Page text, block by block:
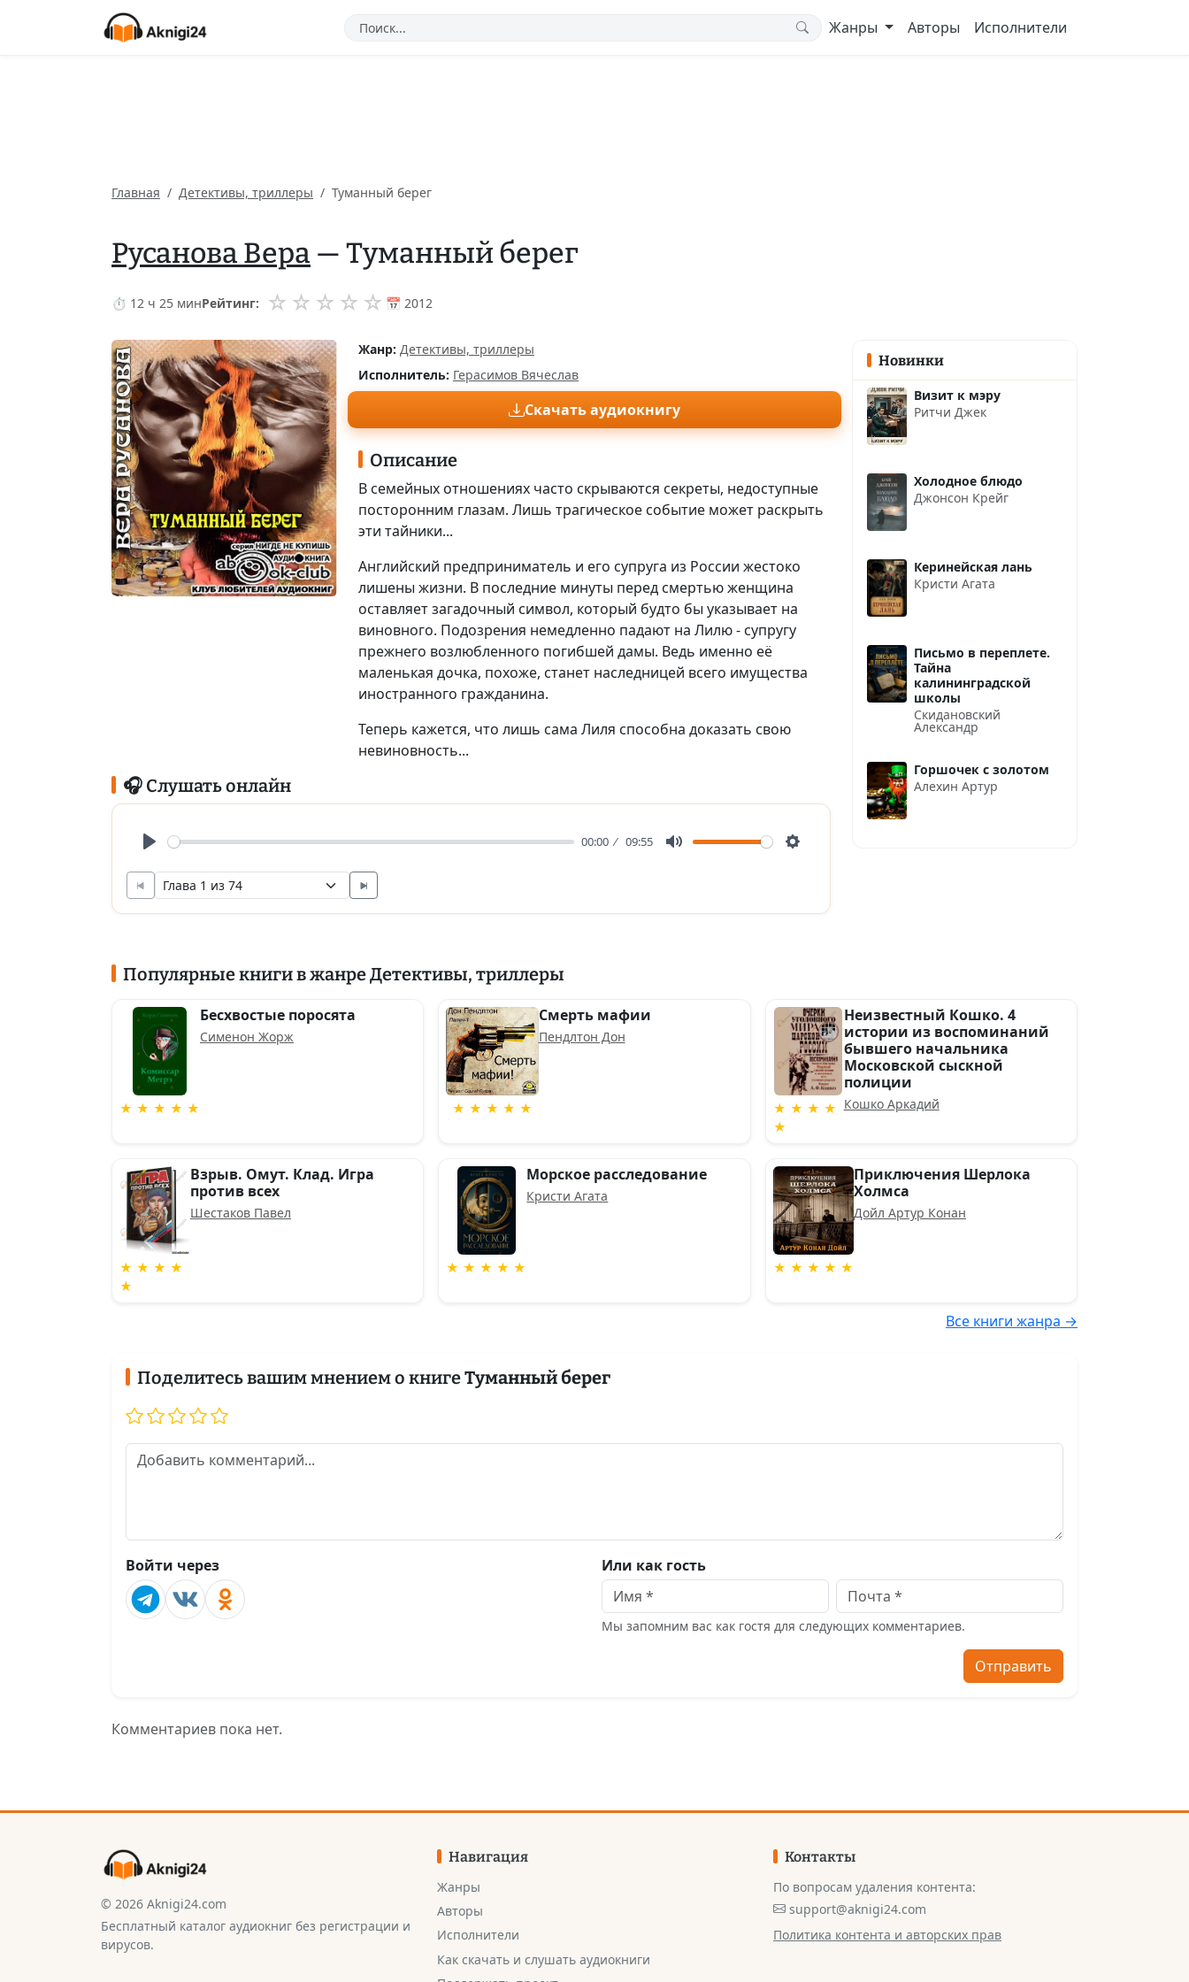
Жанры Авторы Исполнители
Главная Детективы, триллеры Туманный берег
Русанова Вера — Туманный берег
⏱ 12 ч 25 минРейтинг: ☆ ☆ ☆ ☆ ☆ 📅 2012
Жанр: Детективы, триллеры
Исполнитель: Герасимов Вячеслав
Скачать аудиокнигу
Описание
В семейных отношениях часто скрываются секреты, недоступные
посторонним глазам. Лишь трагическое событие может раскрыть
эти тайники...
Английский предприниматель и его супруга из России жестоко
лишены жизни. В последние минуты перед смертью женщина
оставляет загадочный символ, который будто бы указывает на
виновного. Подозрения немедленно падают на Лилю - супругу
прежнего возлюбленного погибшей дамы. Ведь именно её
маленькая дочка, похоже, станет наследницей всего имущества
иностранного гражданина.
Теперь кажется, что лишь сама Лиля способна доказать свою
невиновность...
🎧 Слушать онлайн
00:00 09:55
Новинки
Визит к мэру
Ритчи Джек
Холодное блюдо
Джонсон Крейг
Керинейская лань
Кристи Агата
Письмо в переплете.
Тайна
калининградской
школы
Скидановский
Александр
Горшочек с золотом
Алехин Артур
Популярные книги в жанре Детективы, триллеры
★ ★ ★ ★ ★
Бесхвостые поросята
Сименон Жорж
★ ★ ★ ★ ★
Смерть мафии
Пендлтон Дон
★ ★ ★ ★
★
Неизвестный Кошко. 4
истории из воспоминаний
бывшего начальника
Московской сыскной
полиции
Кошко Аркадий
★ ★ ★ ★
★
Взрыв. Омут. Клад. Игра
против всех
Шестаков Павел
★ ★ ★ ★ ★
Морское расследование
Кристи Агата
★ ★ ★ ★ ★
Приключения Шерлока
Холмса
Дойл Артур Конан
Все книги жанра →
Поделитесь вашим мнением о книгеТуманный берег
Войти через Или как гость
Мы запомним вас как гостя для следующих комментариев.
Отправить
Комментариев пока нет.
© 2026 Aknigi24.com
Бесплатный каталог аудиокниг без регистрации и
вирусов.
Навигация
Жанры
Авторы
Исполнители
Как скачать и слушать аудиокниги
Контакты
По вопросам удаления контента:
support@aknigi24.com
Политика контента и авторских прав